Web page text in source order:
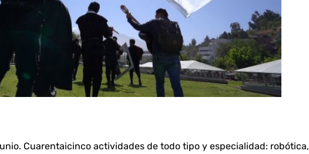
Cuarentaicinco actividades de todo tipo y especialidad: robótica,